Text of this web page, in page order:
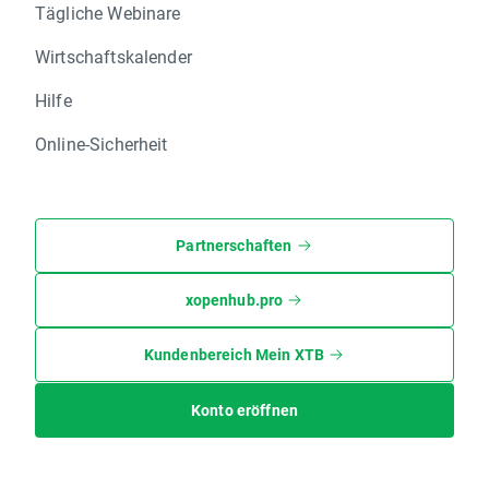
Tägliche Webinare
Wirtschaftskalender
Hilfe
Online-Sicherheit
Partnerschaften
xopenhub.pro
Kundenbereich Mein XTB
Konto eröffnen